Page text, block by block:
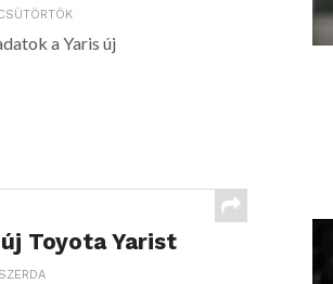
a Yaris új
Toyota Yarist